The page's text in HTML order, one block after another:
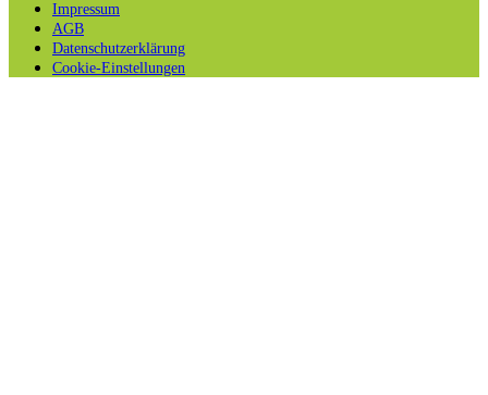
Impressum
AGB
Datenschutzerklärung
Cookie-Einstellungen